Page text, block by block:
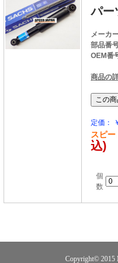
パー
メーカ
部品番
OEM番
商品の
定価：
スピー
込)
個
数
Copyright© 2015